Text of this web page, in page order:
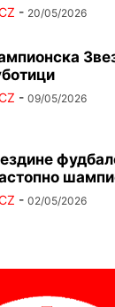
- 20/05/2026
- 09/05/2026
- 02/05/2026